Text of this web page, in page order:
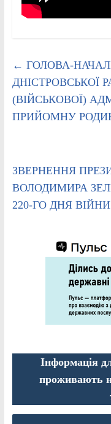
← ГОЛОВА-
ДНІСТРОВСЬКОЇ
(ВІЙСЬКОВОЇ)
ПРИЙОМНУ
ЗВЕРНЕННЯ
ВОЛОДИМИРА
220-ГО ДНЯ ВІЙНИ
Інформація
проживають